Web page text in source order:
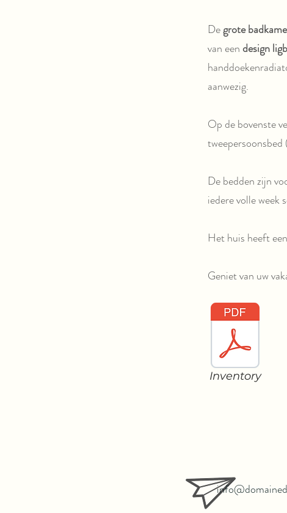
Degrote
van een design
aanwezig.
Op de bovenste
De bedden zijn
iedere volle week
Het huis heeft een
Geniet van uw
Inventory